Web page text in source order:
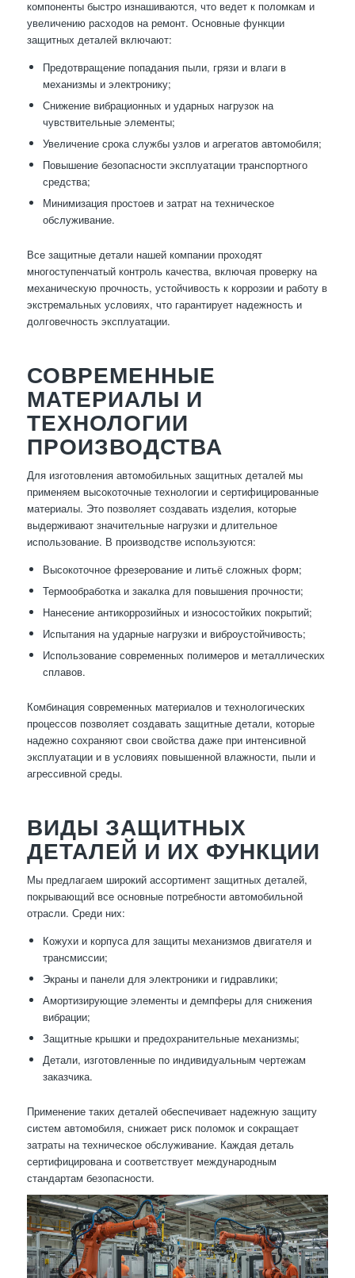
компоненты быстро изнашиваются, что ведет к поломкам и
увеличению расходов на ремонт. Основные функции
защитных деталей включают:
Предотвращение попадания пыли, грязи и влаги в
механизмы и электронику;
Снижение вибрационных и ударных нагрузок на
чувствительные элементы;
Увеличение срока службы узлов и агрегатов автомобиля;
Повышение безопасности эксплуатации транспортного
средства;
Минимизация простоев и затрат на техническое
обслуживание.
Все защитные детали нашей компании проходят
многоступенчатый контроль качества, включая проверку на
механическую прочность, устойчивость к коррозии и работу в
экстремальных условиях, что гарантирует надежность и
долговечность эксплуатации.
СОВРЕМЕННЫЕ
МАТЕРИАЛЫ И
ТЕХНОЛОГИИ
ПРОИЗВОДСТВА
Для изготовления автомобильных защитных деталей мы
применяем высокоточные технологии и сертифицированные
материалы. Это позволяет создавать изделия, которые
выдерживают значительные нагрузки и длительное
использование. В производстве используются:
Высокоточное фрезерование и литьё сложных форм;
Термообработка и закалка для повышения прочности;
Нанесение антикоррозийных и износостойких покрытий;
Испытания на ударные нагрузки и виброустойчивость;
Использование современных полимеров и металлических
сплавов.
Комбинация современных материалов и технологических
процессов позволяет создавать защитные детали, которые
надежно сохраняют свои свойства даже при интенсивной
эксплуатации и в условиях повышенной влажности, пыли и
агрессивной среды.
ВИДЫ ЗАЩИТНЫХ
ДЕТАЛЕЙ И ИХ ФУНКЦИИ
Мы предлагаем широкий ассортимент защитных деталей,
покрывающий все основные потребности автомобильной
отрасли. Среди них:
Кожухи и корпуса для защиты механизмов двигателя и
трансмиссии;
Экраны и панели для электроники и гидравлики;
Амортизирующие элементы и демпферы для снижения
вибрации;
Защитные крышки и предохранительные механизмы;
Детали, изготовленные по индивидуальным чертежам
заказчика.
Применение таких деталей обеспечивает надежную защиту
систем автомобиля, снижает риск поломок и сокращает
затраты на техническое обслуживание. Каждая деталь
сертифицирована и соответствует международным
стандартам безопасности.